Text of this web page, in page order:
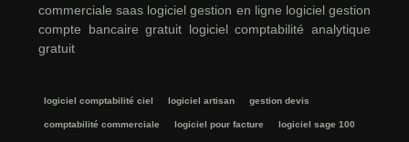
commerciale saas logiciel gestion en ligne logiciel gestion
compte bancaire gratuit logiciel comptabilité analytique
gratuit
logiciel comptabilité ciel logiciel artisan gestion devis
comptabilité commerciale logiciel pour facture logiciel sage 100